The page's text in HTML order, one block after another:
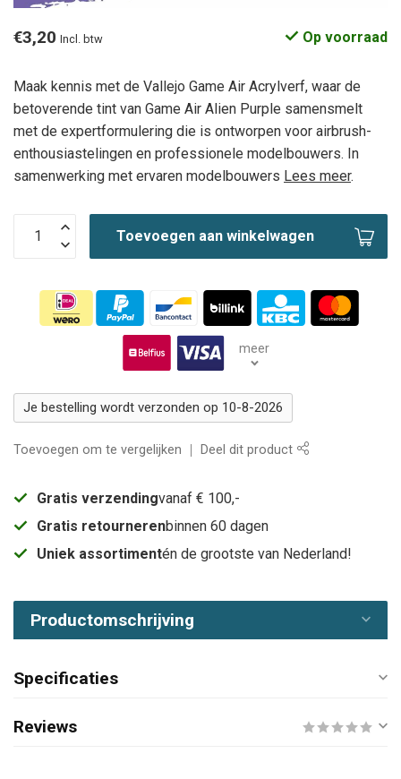
€3,20 Incl. btw Op voorraad
Maak kennis met de Vallejo Game Air Acrylverf, waar de
betoverende tint van Game Air Alien Purple samensmelt
met de expertformulering die is ontworpen voor airbrush-
enthousiastelingen en professionele modelbouwers. In
samenwerking met ervaren modelbouwers Lees meer.
Toevoegen aan winkelwagen
meer
Je bestelling wordt verzonden op 10-8-2026
Toevoegen om te vergelijken Deel dit product
Gratis verzendingvanaf € 100,-
Gratis retournerenbinnen 60 dagen
Uniek assortimentén de grootste van Nederland!
Productomschrijving
Specificaties
Reviews